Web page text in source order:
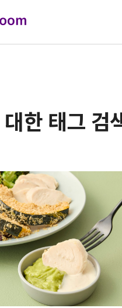
대한 태그 검